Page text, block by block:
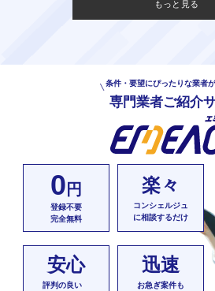
もっと見る
条件・要望にぴったりな業者
専門業者ご紹介
0 円
登録不要
完全無料
楽々
コンシェルジュ
に相談するだけ
安心
評判の良い
迅速
お急ぎ案件も